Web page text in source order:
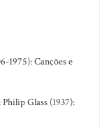
1975): Canções e
Glass (1937):